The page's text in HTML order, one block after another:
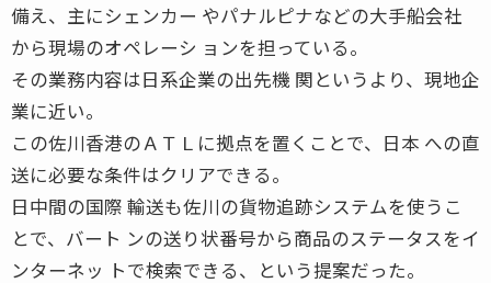
備え、主にシェンカー やパナルピナなどの大手船会社
から現場のオペレーシ ョンを担っている。
その業務内容は日系企業の出先機 関というより、現地企
業に近い。
この佐川香港のＡＴＬに拠点を置くことで、日本 への直
送に必要な条件はクリアできる。
日中間の国際 輸送も佐川の貨物追跡システムを使うこ
とで、バート ンの送り状番号から商品のステータスをイ
ンターネッ トで検索できる、という提案だった。